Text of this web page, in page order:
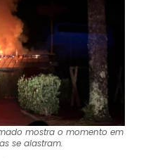
mostra o momento em
se alastram.